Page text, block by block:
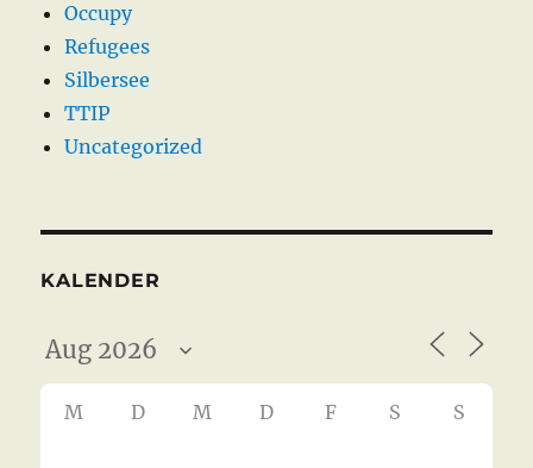
Occupy
Refugees
Silbersee
TTIP
Uncategorized
KALENDER
M D M D F S S